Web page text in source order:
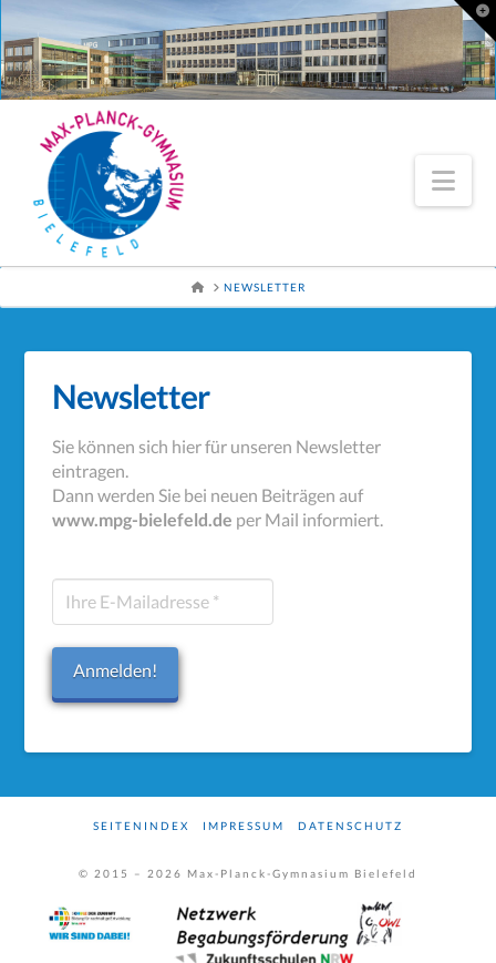
HOMENEWSLETTER
Newsletter
Sie können sich hier für unseren Newsletter
eintragen.
Dann werden Sie bei neuen Beiträgen auf
www.mpg-bielefeld.de per Mail informiert.
Ihre
E-
Mailadresse
SEITENINDEX IMPRESSUM DATENSCHUTZ
© 2015 – 2026 Max-Planck-Gymnasium Bielefeld